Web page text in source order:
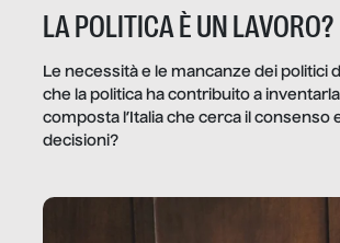
LA POLITICA È UN LAVORO?
Le necessità e le mancanze dei politici
che la politica ha contribuito a
composta l’Italia che cerca il consenso
decisioni?